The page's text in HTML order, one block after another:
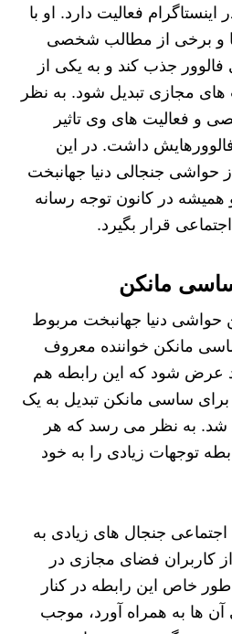
فعالیت دارد. او با
و برخی از مطالب شخصی
فالوور جذب کند و به یکی از
مجازی تبدیل شود. به نظر
فعالیت های وی تاثیر
داشت. در این
حواشی جنجالی دنیا جهانبخت
همیشه در کانون توجه رسانه
قرار بگیرد.
مانکن
حواشی دنیا جهانبخت مربوط
مانکن خواننده معروف
عرض شود که این رابطه هم
برای ساسی مانکن تبدیل به یک
شد. به نظر می رسد که هر
توجهات زیادی را به خود
جنجال های زیادی به
کاربران فضای مجازی در
خاص این رابطه در کنار
ها به همراه آورد، موجب